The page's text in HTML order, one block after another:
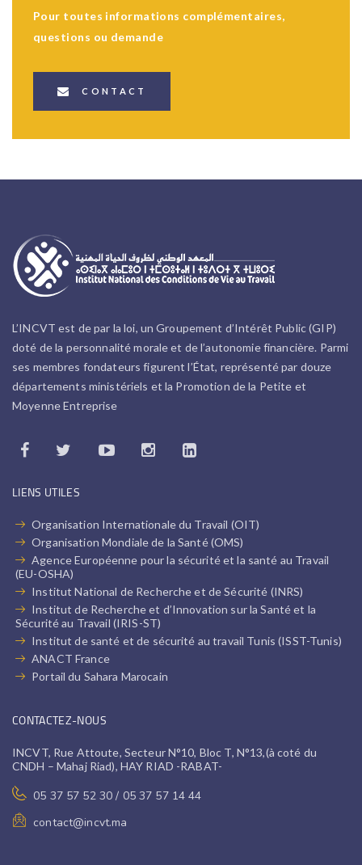
Pour toutes informations complémentaires,
questions ou demande
CONTACT
L’INCVT est de par la loi, un Groupement d’Intérêt Public (GIP)
doté de la personnalité morale et de l’autonomie financière. Parmi
ses membres fondateurs figurent l’État, représenté par douze
départements ministériels et la Promotion de la Petite et
Moyenne Entreprise
LIENS UTILES
Organisation Internationale du Travail (OIT)
Organisation Mondiale de la Santé (OMS)
Agence Européenne pour la sécurité et la santé au Travail
(EU-OSHA)
Institut National de Recherche et de Sécurité (INRS)
Institut de Recherche et d’Innovation sur la Santé et la
Sécurité au Travail (IRIS-ST)
Institut de santé et de sécurité au travail Tunis (ISST-Tunis)
ANACT France
Portail du Sahara Marocain
CONTACTEZ-NOUS
INCVT, Rue Attoute, Secteur N°10, Bloc T, N°13,(à coté du
CNDH – Mahaj Riad), HAY RIAD -RABAT-
05 37 57 52 30 / 05 37 57 14 44
contact@incvt.ma